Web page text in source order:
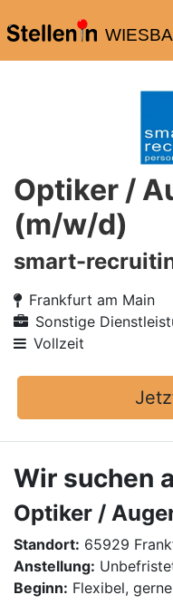
Optiker /
(m/w/d)
smart-
Frankfurt am Main
Sonstige
Vollzeit
Wir suchen
Optiker /
Standort: 65929
Anstellung:
Beginn: Flexibel,